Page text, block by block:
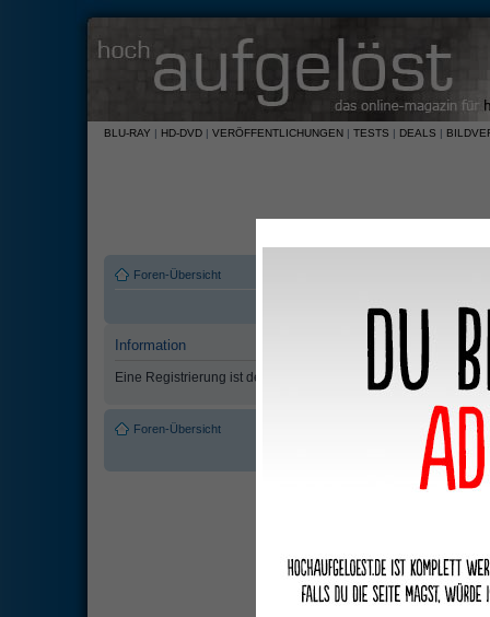
BLU-RAY | HD-DVD | VERÖFFENTLICHUNGEN | TESTS | DEALS |
Foren-Übersicht
Information
Eine Registrierung ist derzeit nicht möglich.
Foren-Übersicht
Alle Cookies des
© 2000, 2002,
Deutsche Übersetzung